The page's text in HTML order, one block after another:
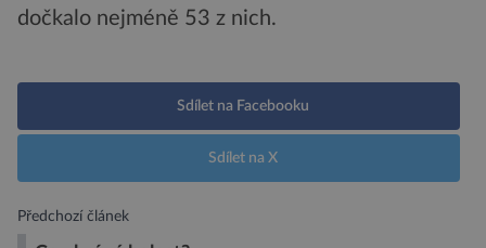
dočkalo nejméně 53 z nich.
Sdílet na Facebooku
Sdílet na X
Předchozí článek